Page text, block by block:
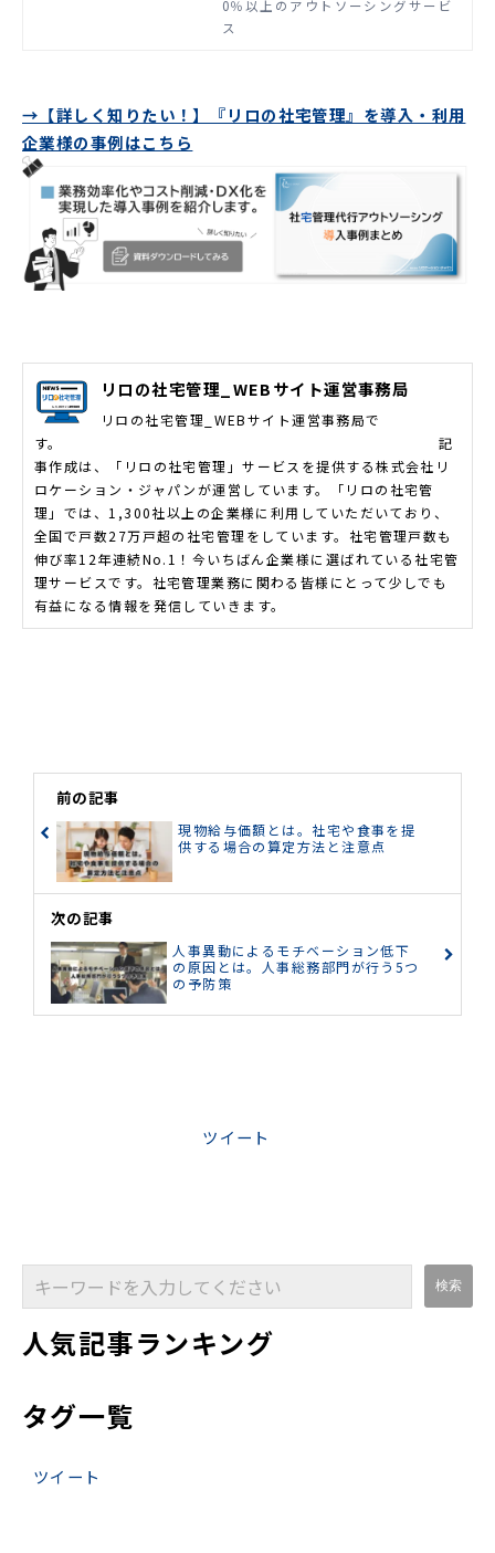
るシーンを想定した付帯サービスを
ご用意。社宅管理の概念を変える新
ます。
0％以上のアウトソーシングサービ
ス
→【詳しく知りたい！】『リロの社宅管理』を導入・利用
企業様の事例はこちら
リロの社宅管理_WEBサイト運営事務局
リロの社宅管理_WEBサイト運営事務局で
す。 記
事作成は、「リロの社宅管理」サービスを提供する株式会社リ
ロケーション・ジャパンが運営しています。「リロの社宅管
理」では、1,300社以上の企業様に利用していただいており、
全国で戸数27万戸超の社宅管理をしています。社宅管理戸数も
伸び率12年連続No.1！今いちばん企業様に選ばれている社宅管
理サービスです。社宅管理業務に関わる皆様にとって少しでも
有益になる情報を発信していきます。
前の記事
現物給与価額とは。社宅や食事を提
供する場合の算定方法と注意点
次の記事
人事異動によるモチベーション低下
の原因とは。人事総務部門が行う5つ
の予防策
ツイート
人気記事ランキング
タグ一覧
ツイート